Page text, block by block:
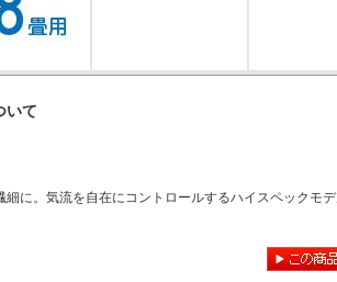
いて
細に。気流を自在にコントロールするハイスペックモ